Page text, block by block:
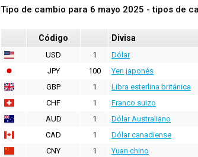
Tipo de cambio para 6 mayo 2025 - tipos de
Código Divisa
USD 1 Dólar
JPY
100 Yen japonés
GBP
1 Libra esterlina británica
CHF
1 Franco suizo
AUD
1 Dólar Australiano
CAD
1 Dólar canadiense
CNY
1 Yuan chino